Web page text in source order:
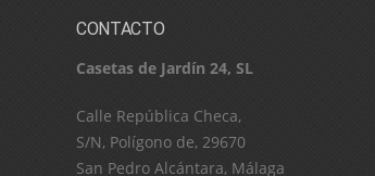
CONTACTO
Casetas de Jardín 24, SL
C​a​l​l​e​ ​R​e​p​ú​b​l​i​c​a​ ​C​h​e​c​a​,​ ​
S​/​N​,​ ​P​o​l​í​g​o​n​o​ ​d​e​,​ ​2​9​6​7​0​
​S​a​n​ ​P​e​d​r​o​ ​A​l​c​á​n​t​a​r​a​,​ ​M​á​l​a​g​a